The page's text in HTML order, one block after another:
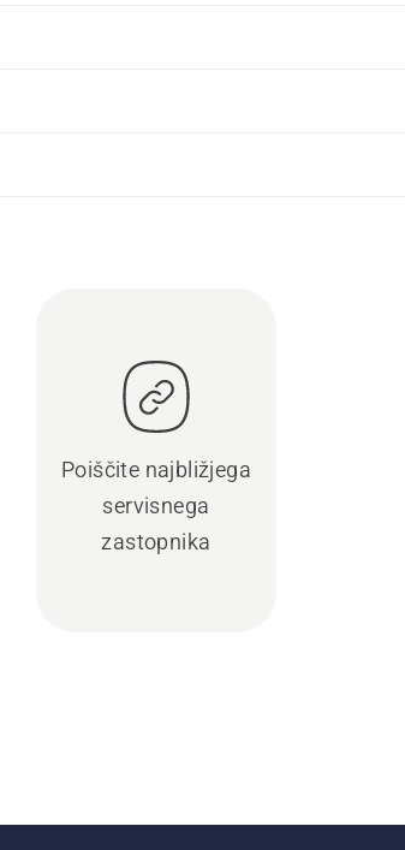
Poiščite najbližjega
servisnega
zastopnika